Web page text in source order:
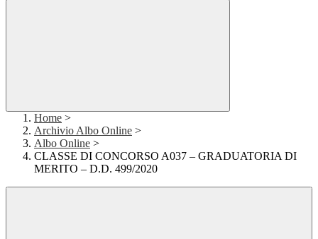
Home >
Archivio Albo Online >
Albo Online >
CLASSE DI CONCORSO A037 – GRADUATORIA DI
MERITO – D.D. 499/2020